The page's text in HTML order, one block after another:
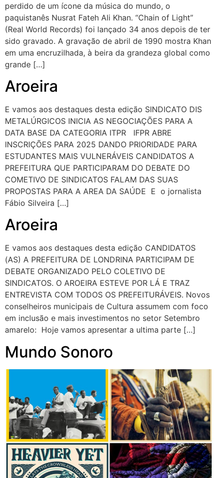
perdido de um ícone da música do mundo, o
paquistanês Nusrat Fateh Ali Khan. “Chain of Light”
(Real World Records) foi lançado 34 anos depois de ter
sido gravado. A gravação de abril de 1990 mostra Khan
em uma encruzilhada, à beira da grandeza global como
grande […]
Aroeira
E vamos aos destaques desta edição SINDICATO DIS
METALÚRGICOS INICIA AS NEGOCIAÇÕES PARA A
DATA BASE DA CATEGORIA ITPR IFPR ABRE
INSCRIÇÕES PARA 2025 DANDO PRIORIDADE PARA
ESTUDANTES MAIS VULNERÁVEIS CANDIDATOS A
PREFEITURA QUE PARTICIPARAM DO DEBATE DO
COMETIVO DE SINDICATOS FALAM DAS SUAS
PROPOSTAS PARA A AREA DA SAÚDE E o jornalista
Fábio Silveira […]
Aroeira
E vamos aos destaques desta edição CANDIDATOS
(AS) A PREFEITURA DE LONDRINA PARTICIPAM DE
DEBATE ORGANIZADO PELO COLETIVO DE
SINDICATOS. O AROEIRA ESTEVE POR LÁ E TRAZ
ENTREVISTA COM TODOS OS PREFEITURÁVEIS. Novos
conselheiros municipais de Cultura assumem com foco
em inclusão e mais investimentos no setor Setembro
amarelo: Hoje vamos apresentar a ultima parte […]
Mundo Sonoro